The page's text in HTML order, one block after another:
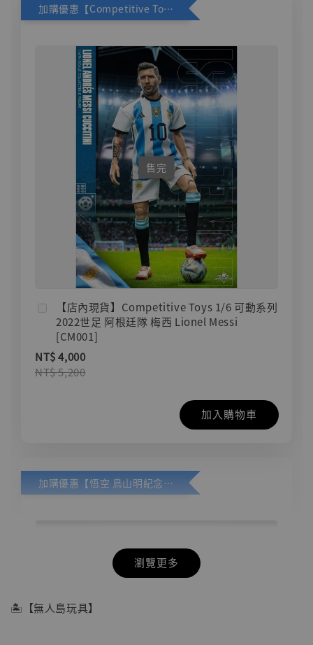
加購優惠【Competitive Toys 梅西 [CM001]】
售完
【店內現貨】Competitive Toys 1/6 可動系列
2022世足 阿根廷隊 梅西 Lionel Messi
[CM001]
NT$ 4,000
NT$ 5,200
加入購物車
加購優惠【悟空 鳥山明紀念款 [奇蹟工作室]】
瀏覽更多
🏝【無人島玩具】